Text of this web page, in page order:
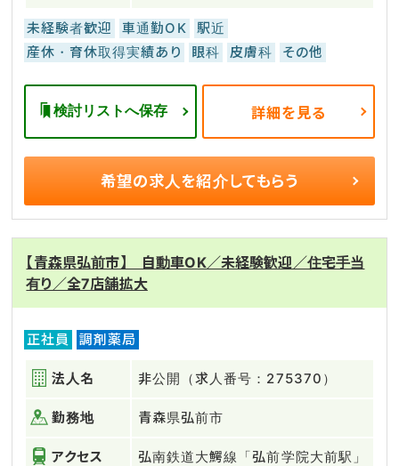
未経験者歓迎 車通勤OK
駅近
産休・育休取得実績あり
眼科 皮膚科 その他
検討リストへ保存 詳細を見る
希望の求人を紹介してもらう
【青森県弘前市】 自動車OK／未経験歓迎／住宅手当
有り／全7店舗拡大
正社員 調剤薬局
法人名 非公開（求人番号：275370）
勤務地 青森県弘前市
アクセス
弘南鉄道大鰐線「弘前学院大前駅」